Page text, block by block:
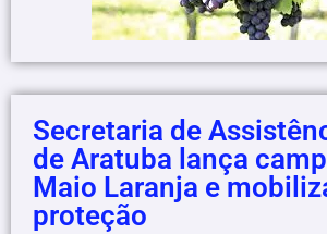
Secretaria de
de Aratuba lança
Maio Laranja e
proteção